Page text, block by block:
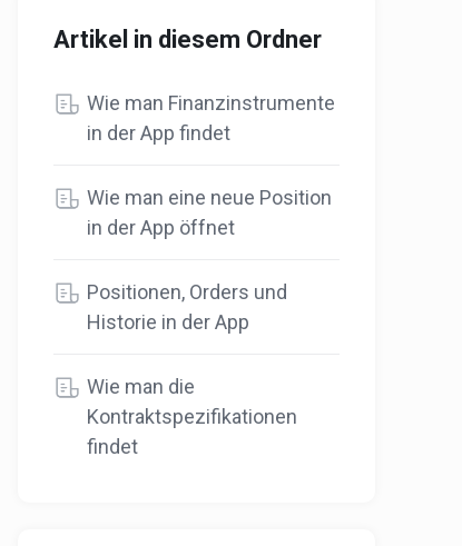
Artikel in diesem Ordner
Wie man Finanzinstrumente
in der App findet
Wie man eine neue Position
in der App öffnet
Positionen, Orders und
Historie in der App
Wie man die
Kontraktspezifikationen
findet